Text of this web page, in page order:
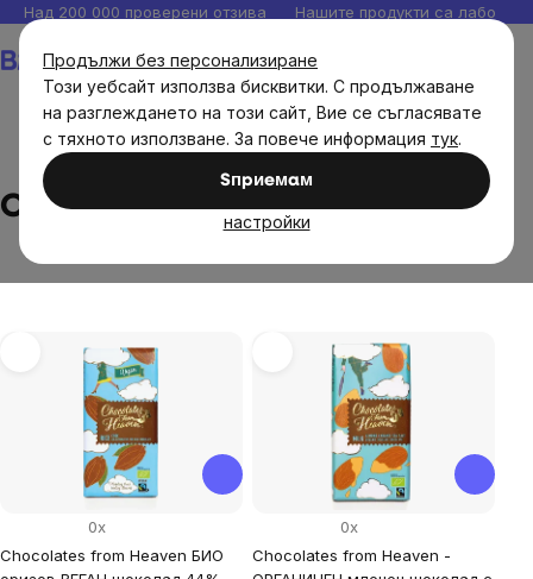
Продължи без персонализиране
Този уебсайт използва бисквитки. С продължаване
на разглеждането на този сайт, Вие се съгласявате
с тяхното използване. За повече информация тук.
Sпpиeмaм
настройки
Прескочи
към
съдържанието
Над 200 000 проверени отзива Нашите продукти са
Chocolates from Heaven
Chocolates from Heaven
products
Chocolates from Heaven БИО
0x
Chocolates from Heaven -
0x